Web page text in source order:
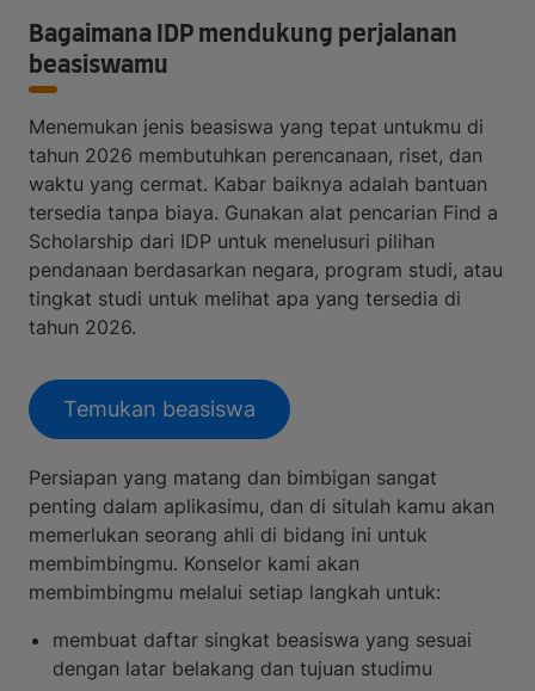
Bagaimana IDP mendukung perjalanan
beasiswamu
Menemukan jenis beasiswa yang tepat untukmu di
tahun 2026 membutuhkan perencanaan, riset, dan
waktu yang cermat. Kabar baiknya adalah bantuan
tersedia tanpa biaya. Gunakan alat pencarian Find a
Scholarship dari IDP untuk menelusuri pilihan
pendanaan berdasarkan negara, program studi, atau
tingkat studi untuk melihat apa yang tersedia di
tahun 2026.
Temukan beasiswa
Persiapan yang matang dan bimbigan sangat
penting dalam aplikasimu, dan di situlah kamu akan
memerlukan seorang ahli di bidang ini untuk
membimbingmu. Konselor kami akan
membimbingmu melalui setiap langkah untuk:
membuat daftar singkat beasiswa yang sesuai
dengan latar belakang dan tujuan studimu